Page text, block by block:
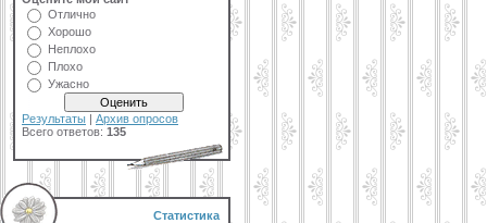
Отлично
Хорошо
Неплохо
Плохо
Ужасно
Результаты | Архив опросов
Всего ответов: 135
Статистика